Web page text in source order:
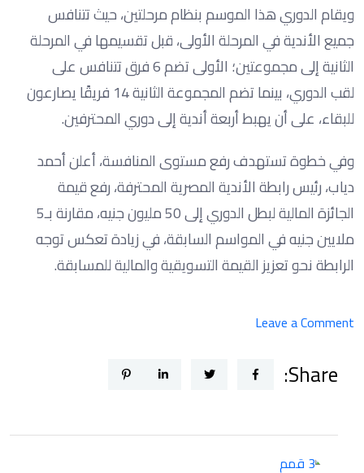
ويقام الدوري هذا الموسم بنظام مرحلتين، حيث تتنافس
جميع الأندية في المرحلة الأولى، قبل تقسيمها في المرحلة
الثانية إلى مجموعتين؛ الأولى تضم 6 فرق تتنافس على
لقب الدوري، بينما تضم المجموعة الثانية 14 فريقًا يصارعون
للبقاء، على أن يهبط أربعة أندية إلى دوري المحترفين.
وفي خطوة تستهدف رفع مستوى المنافسة، أعلن أحمد
دياب، رئيس رابطة الأندية المصرية المحترفة، رفع قيمة
الجائزة المالية لبطل الدوري إلى 50 مليون جنيه، مقارنة بـ5
ملايين جنيه في المواسم السابقة، في زيادة تعكس توجه
الرابطة نحو تعزيز القيمة التسويقية والمالية للمسابقة.
Leave a Comment
قمم
الدور
Share: